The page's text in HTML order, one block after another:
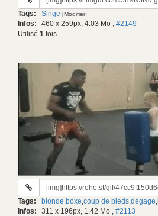
gif:
Tags: Singe [Modifier]
Infos: 460 x 259px, 4.03 Mo , #2149
Utilisé 1 fois
URL
gif:
Tags: blonde,boxe,coup de pieds,dégage,
Infos: 311 x 196px, 1.42 Mo , #2113